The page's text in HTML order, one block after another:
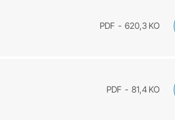
PDF 620,3 KO
PDF 81,4 KO